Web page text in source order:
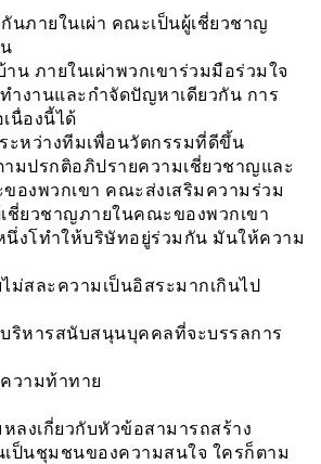
นภายในเผ่า คณะเป็นผู้เชี่ยวชาญ
น ภายในเผ่าพวกเขาร่วมมือร่วมใจ
ำงานและกำจัดปัญหาเดียวกัน การ
นื่องนี้ได้
ะหว่างทีมเพื่อนวัตกรรมที่ดีขึ้น
มปรกติอภิปรายความเชี่ยวชาญและ
องพวกเขา คณะส่งเสริมความร่วม
ชี่ยวชาญภายในคณะของพวกเขา
นึ่งโทำให้บริษัทอยู่ร่วมกัน มันให้ความ
ม่สละความเป็นอิสระมากเกินไป
ริหารสนับสนุนบุคคลที่จะบรรลการ
วามท้าทาย
ลงเกี่ยวกับหัวข้อสามารถสร้าง
ป็นชุมชนของความสนใจ ใครก็ตาม